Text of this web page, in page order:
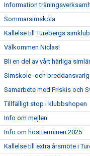
Information
Sommarsimskola
Kallelse till Turebergs
Välkommen Niclas!
Bli en del av vårt härliga
Simskole- och breddansvarig
Samarbete med Friskis och
Tillfälligt stop i klubbshopen
Info om mejlen
Info om höstterminen 2025
Kallelse till extra årsmöte i